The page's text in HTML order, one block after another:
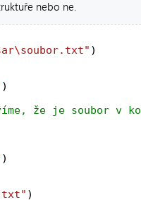
nebo ne.
)
)
)
)